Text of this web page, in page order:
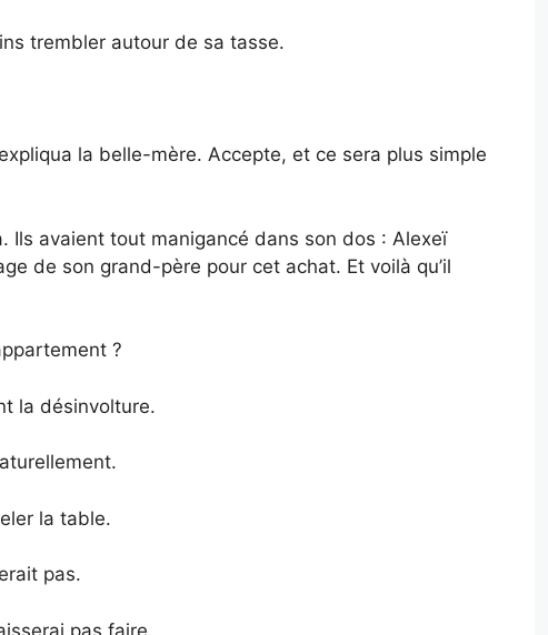
trembler autour de sa tasse.
la belle-mère. Accepte, et ce sera plus simple
Ils avaient tout manigancé dans son dos : Alexeï
de son grand-père pour cet achat. Et voilà qu’il
?
la désinvolture.
la table.
pas.
pas faire.